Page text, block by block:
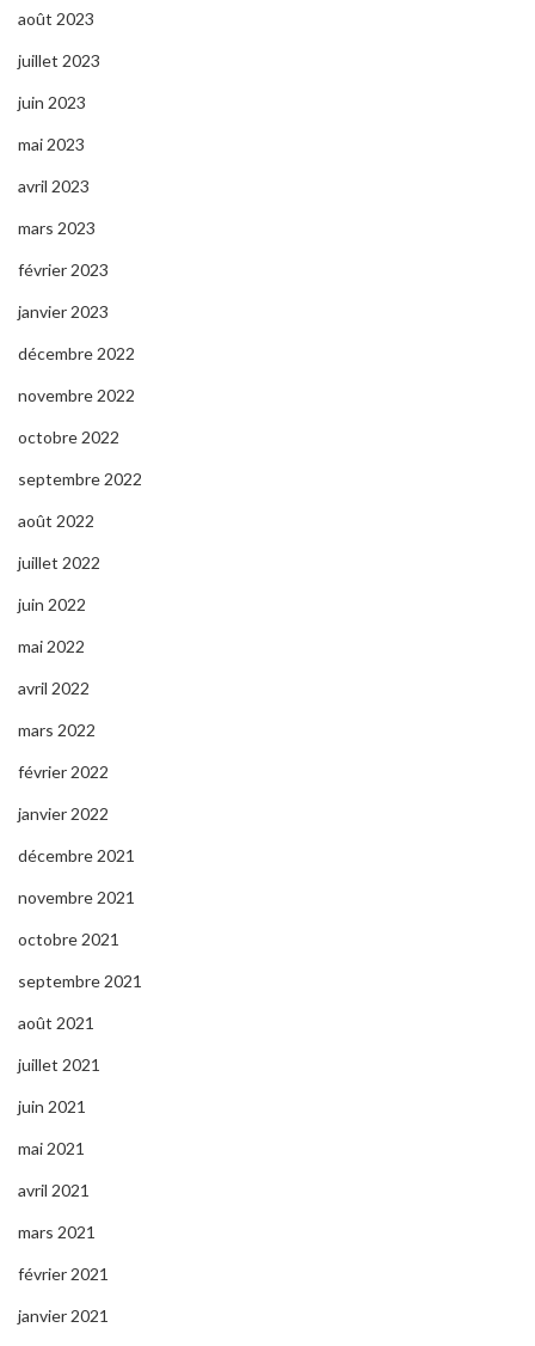
août 2023
juillet 2023
juin 2023
mai 2023
avril 2023
mars 2023
février 2023
janvier 2023
décembre 2022
novembre 2022
octobre 2022
septembre 2022
août 2022
juillet 2022
juin 2022
mai 2022
avril 2022
mars 2022
février 2022
janvier 2022
décembre 2021
novembre 2021
octobre 2021
septembre 2021
août 2021
juillet 2021
juin 2021
mai 2021
avril 2021
mars 2021
février 2021
janvier 2021